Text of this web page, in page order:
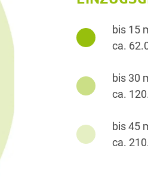
bis 15
ca.
bis 30
ca.
bis 45
ca.